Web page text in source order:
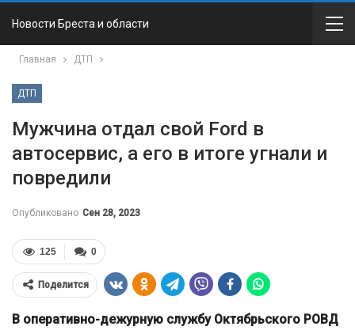
Новости Бреста и области
Главная ДТП
ДТП
Мужчина отдал свой Ford в
автосервис, а его в итоге угнали и
повредили
Опубликовано Сен 28, 2023
0
125
Поделится
В оперативно-дежурную службу Октябрьского РОВД